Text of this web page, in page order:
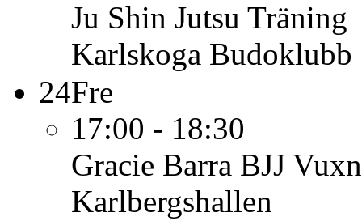
Ju Shin Jutsu Träning
Karlskoga Budoklubb
24Fre
17:00 - 18:30
Gracie Barra BJJ
Karlbergshallen